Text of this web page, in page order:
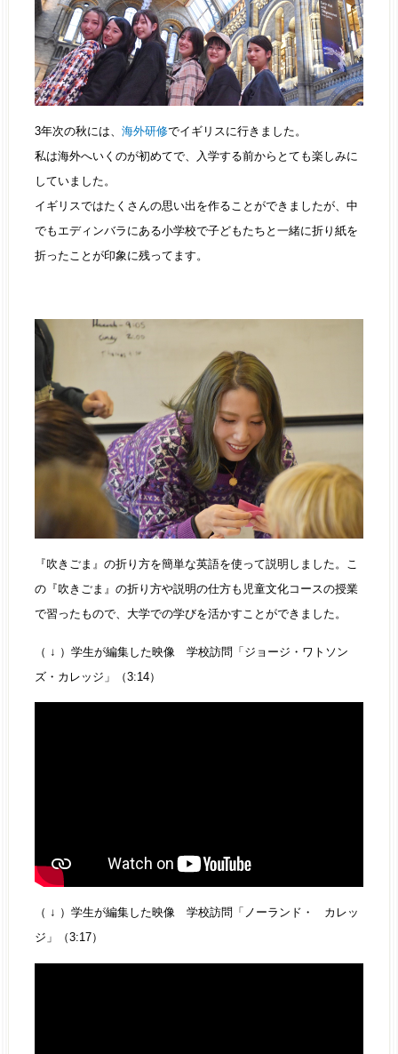
3年次の秋には、海外研修でイギリスに行きました。
私は海外へいくのが初めてで、入学する前からとても楽しみに
していました。
イギリスではたくさんの思い出を作ることができましたが、中
でもエディンバラにある小学校で子どもたちと一緒に折り紙を
折ったことが印象に残ってます。
『吹きごま』の折り方を簡単な英語を使って説明しました。こ
の『吹きごま』の折り方や説明の仕方も児童文化コースの授業
で習ったもので、大学での学びを活かすことができました。
（ ↓ ）学生が編集した映像 学校訪問「ジョージ・ワトソン
ズ・カレッジ」（3:14）
（ ↓ ）学生が編集した映像 学校訪問「ノーランド・ カレッ
ジ」（3:17）